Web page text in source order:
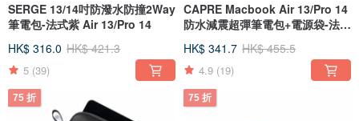
SERGE 13/14吋防潑水防撞2Way
筆電包-法式紫 Air 13/Pro 14
HK$ 316.0 HK$ 421.3
5 (39)
CAPRE Macbook Air 13/Pro 14
防水減震超彈筆電包+電源袋-法式
HK$ 341.7 HK$ 455.5
4.9 (19)
75 折 75 折